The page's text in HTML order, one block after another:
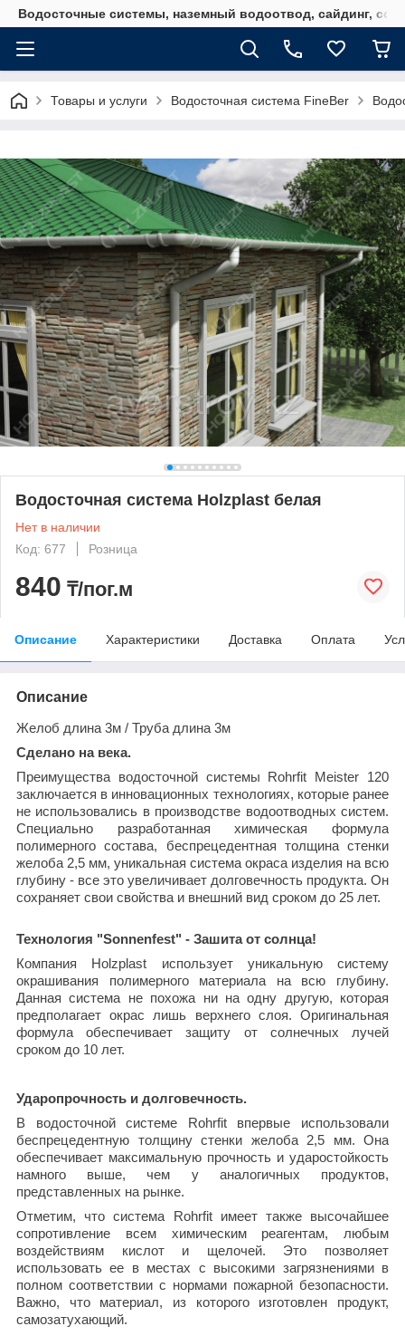
Водосточные системы, наземный водоотвод, сайдинг,
Товары и услуги Водосточная система FineBer
Водосточная система Holzplast белая
Нет в наличии
Код: 677
Розница
840 ₸/пог.м
Описание Характеристики Доставка Оплата
Описание
Желоб длина 3м / Труба длина 3м
Сделано на века.
Преимущества водосточной системы Rohrfit Meister 120
заключается в инновационных технологиях, которые ранее
не использовались в производстве водоотводных систем.
Специально разработанная химическая формула
полимерного состава, беспрецедентная толщина стенки
желоба 2,5 мм, уникальная система окраса изделия на всю
глубину - все это увеличивает долговечность продукта. Он
сохраняет свои свойства и внешний вид сроком до 25 лет.
Технология "Sonnenfest" - Зашита от солнца!
Компания Holzplast использует уникальную систему
окрашивания полимерного материала на всю глубину.
Данная система не похожа ни на одну другую, которая
предполагает окрас лишь верхнего слоя. Оригинальная
формула обеспечивает защиту от солнечных лучей
сроком до 10 лет.
Ударопрочность и долговечность.
В водосточной системе Rohrfit впервые использовали
беспрецедентную толщину стенки желоба 2,5 мм. Она
обеспечивает максимальную прочность и ударостойкость
намного выше, чем у аналогичных продуктов,
представленных на рынке.
Отметим, что система Rohrfit имеет также высочайшее
сопротивление всем химическим реагентам, любым
воздействиям кислот и щелочей. Это позволяет
использовать ее в местах с высокими загрязнениями в
полном соответствии с нормами пожарной безопасности.
Важно, что материал, из которого изготовлен продукт,
самозатухающий.